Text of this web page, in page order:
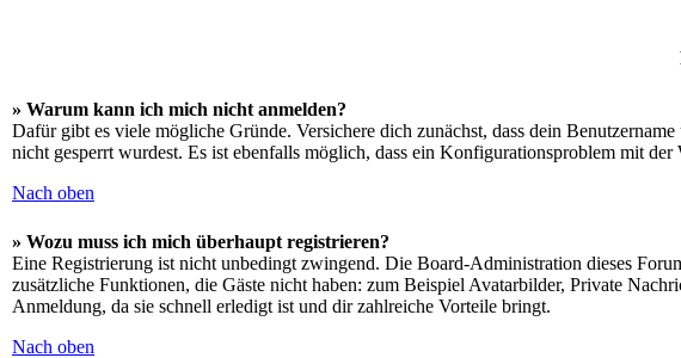
» Warum kann ich mich nicht anmelden?
Dafür gibt es viele mögliche Gründe. Versichere dich zunächst, dass dein
nicht gesperrt wurdest. Es ist ebenfalls möglich, dass ein Konfigurationsproblem mit
Nach oben
» Wozu muss ich mich überhaupt registrieren?
Eine Registrierung ist nicht unbedingt zwingend. Die Board-Administration dieses
zusätzliche Funktionen, die Gäste nicht haben: zum Beispiel Avatarbilder, Private
Anmeldung, da sie schnell erledigt ist und dir zahlreiche Vorteile bringt.
Nach oben